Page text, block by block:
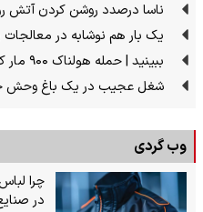
ناسا درصدد روشن کردن آتش
یک بار هم نوشابه در معالجات
ببینید | حمله هولناک ۹۰۰ مار کبرای قاتل به ساکنان مردم چین
شغل عجیب در یک باغ وحش
وب گردی
چرا
در